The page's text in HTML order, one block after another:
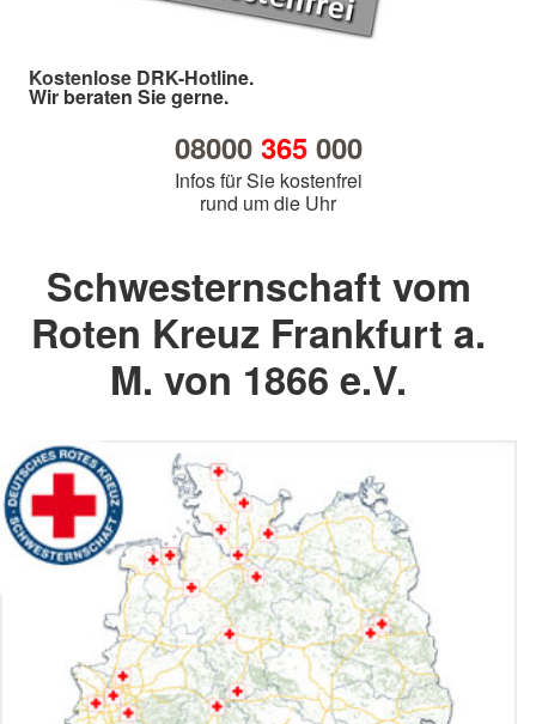
Kostenlose DRK-Hotline.
Wir beraten Sie gerne.
08000 365000
Infos für Sie kostenfrei
rund um die Uhr
Schwesternschaft vom
Roten Kreuz Frankfurt a.
M. von 1866 e.V.